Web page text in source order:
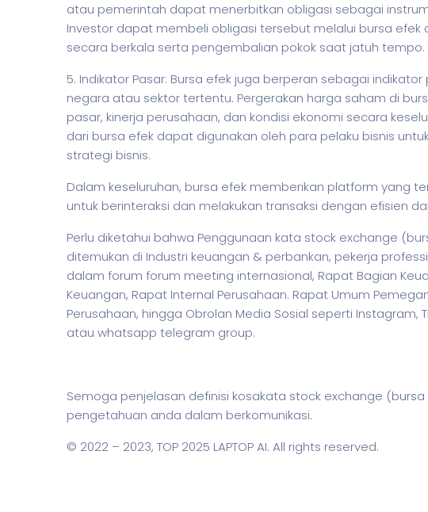
atau pemerintah dapat menerbitkan obligasi sebagai
Investor dapat membeli obligasi tersebut melalui bursa
secara berkala serta pengembalian pokok saat jatuh tempo.
5. Indikator Pasar: Bursa efek juga berperan sebagai
negara atau sektor tertentu. Pergerakan harga saham di
pasar, kinerja perusahaan, dan kondisi ekonomi secara
dari bursa efek dapat digunakan oleh para pelaku bisnis
strategi bisnis.
Dalam keseluruhan, bursa efek memberikan platform yang
untuk berinteraksi dan melakukan transaksi dengan efisien
Perlu diketahui bahwa Penggunaan kata stock exchange
ditemukan di Industri keuangan & perbankan, pekerja
dalam forum forum meeting internasional, Rapat Bagian
Keuangan, Rapat Internal Perusahaan. Rapat Umum
Perusahaan, hingga Obrolan Media Sosial seperti Instagram,
atau whatsapp telegram group.
Semoga penjelasan definisi kosakata stock exchange
pengetahuan anda dalam berkomunikasi.
© 2022 – 2023, TOP 2025 LAPTOP AI. All rights reserved.